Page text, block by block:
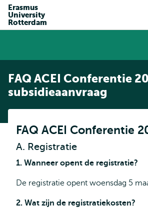
Erasmus
University
Rotterdam
FAQ ACEI Conferentie
subsidieaanvraag
FAQ ACEI Conferentie
A. Registratie
1. Wanneer opent de registratie?
De registratie opent woensdag 5
2. Wat zijn de registratiekosten?